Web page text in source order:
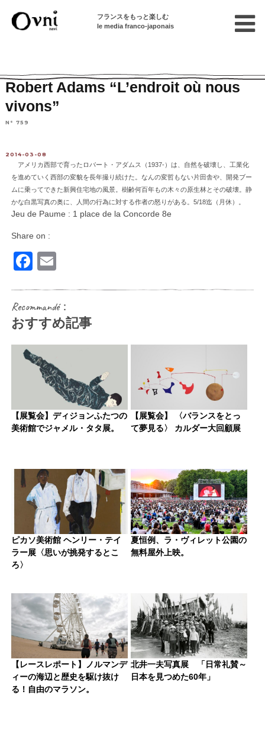
フランスをもっと楽しむ
le media franco-japonais
Robert Adams “L’endroit où nous
vivons”
N° 759
2014-03-08
アメリカ西部で育ったロバート・アダムス（1937-）は、自然を破壊し、工業化
を進めていく西部の変貌を長年撮り続けた。なんの変哲もない片田舎や、開発ブー
ムに乗ってできた新興住宅地の風景。樹齢何百年もの木々の原生林とその破壊。静
かな白黒写真の奥に、人間の行為に対する作者の怒りがある。5/18迄（月休）。
Jeu de Paume : 1 place de la Concorde 8e
Share on :
Facebook
Recommandé：
おすすめ記事
【展覧会】ディジョンふたつの
美術館でジャメル・タタ展。
【展覧会】 〈バランスをとっ
て夢見る〉 カルダー大回顧展
ピカソ美術館 ヘンリー・テイ
ラー展〈思いが挑発するとこ
ろ〉
夏恒例、ラ・ヴィレット公園の
無料屋外上映。
【レースレポート】ノルマンデ
ィーの海辺と歴史を駆け抜け
る！自由のマラソン。
北井一夫写真展 「日常礼賛～
日本を見つめた60年」